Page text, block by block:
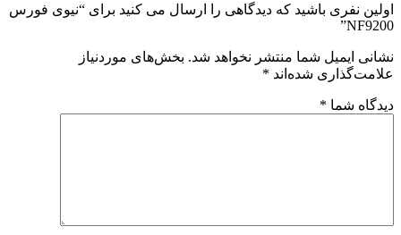
اولین نفری باشید که دیدگاهی را ارسال می کنید برای “نیوی فورس
NF9200”
نشانی ایمیل شما منتشر نخواهد شد. بخش‌های موردنیاز
علامت‌گذاری شده‌اند *
دیدگاه شما *